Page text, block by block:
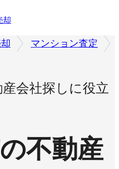
却
マンション査定
会社探しに役立
不動産